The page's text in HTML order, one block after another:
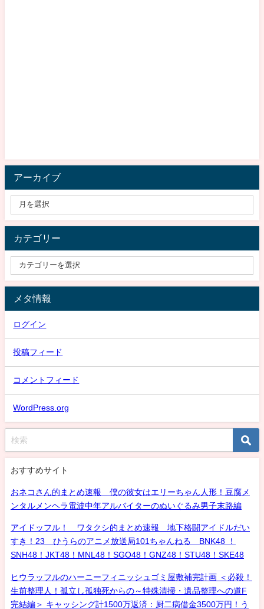
アーカイブ
カテゴリー
メタ情報
ログイン
投稿フィード
コメントフィード
WordPress.org
おすすめサイト
おネコさん的まとめ速報 僕の彼女はエリーちゃん人形！豆腐メ
ンタルメンヘラ電波中年アルバイターのぬいぐるみ男子末路編
アイドッフル！ ワタクシ的まとめ速報 地下格闘アイドルだい
すき！23 ひうらのアニメ放送局101ちゃんねる BNK48 ！
SNH48！JKT48！MNL48！SGO48！GNZ48！STU48！SKE48
ヒウラッフルのハーニーフィニッシュゴミ屋敷補完計画 ＜必殺！
生前整理人！孤立し孤独死からの～特殊清掃・遺品整理への道F
完結編＞ キャッシング計1500万返済：厨二病借金3500万円！う